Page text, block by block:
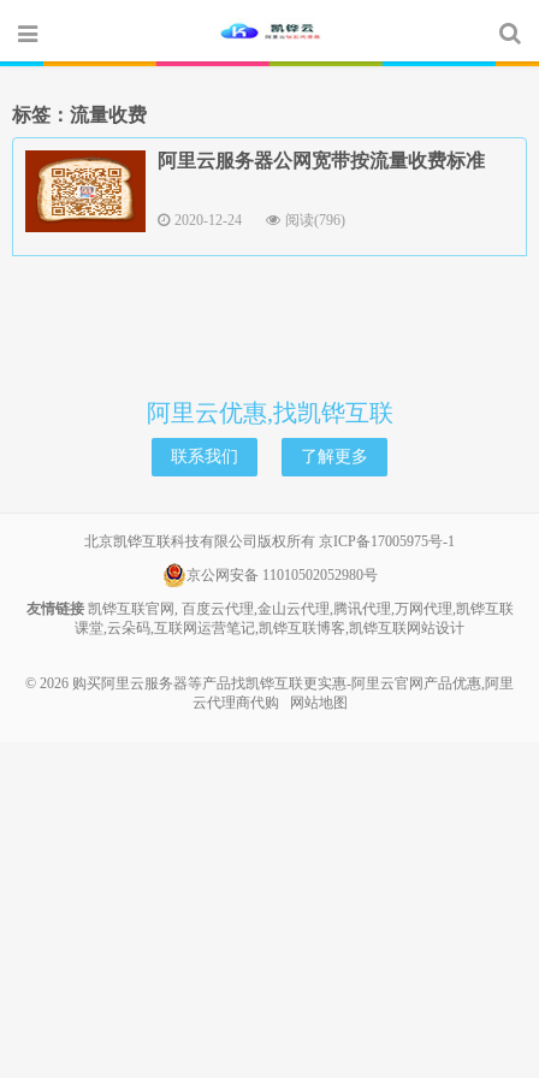
标签：流量收费
阿里云服务器公网宽带按流量收费标准
2020-12-24 阅读(796)
阿里云优惠,找凯铧互联
联系我们 了解更多
北京凯铧互联科技有限公司版权所有 京ICP备17005975号-1
京公网安备 11010502052980号
友情链接 凯铧互联官网, 百度云代理,金山云代理,腾讯代理,万网代理,凯铧互联
课堂,云朵码,互联网运营笔记,凯铧互联博客,凯铧互联网站设计
© 2026 购买阿里云服务器等产品找凯铧互联更实惠-阿里云官网产品优惠,阿里
云代理商代购
网站地图